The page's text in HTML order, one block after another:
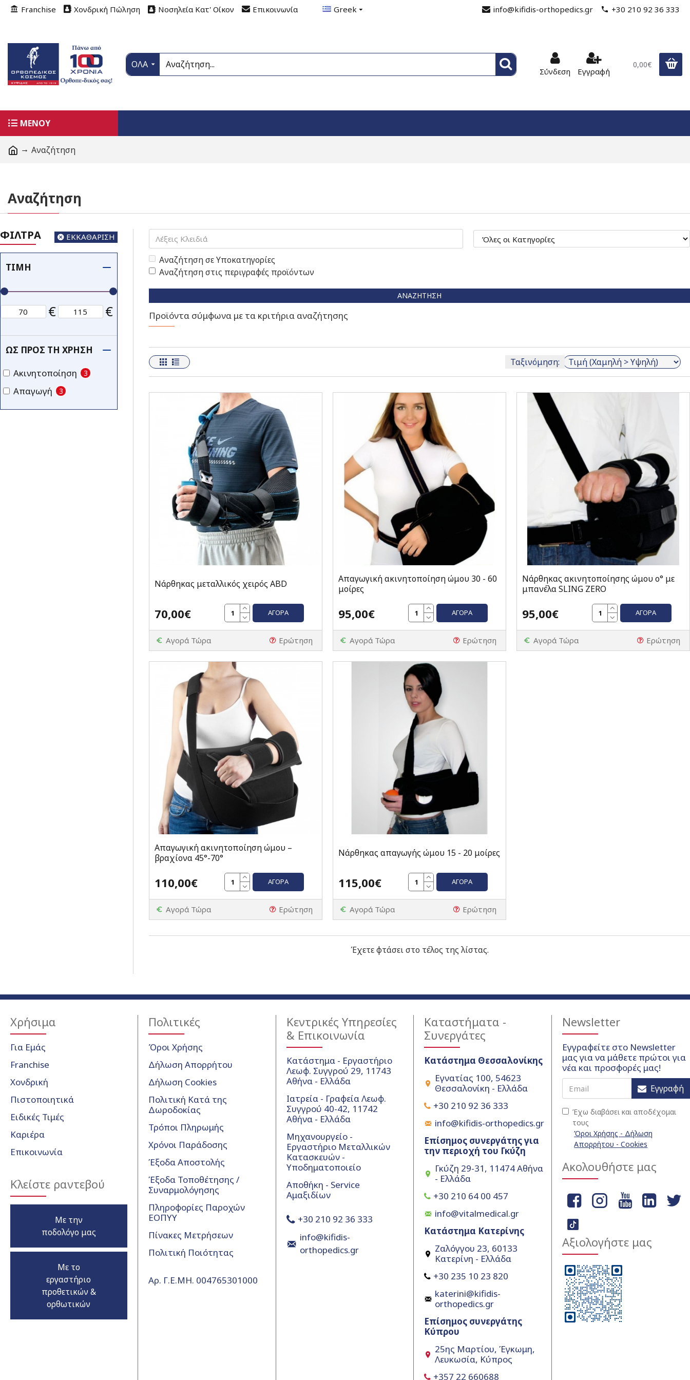
Franchise Χονδρική Πώληση Νοσηλεία Κατ' Οίκον Επικοινωνία Greek info@kifidis-orthopedics.gr +30 210 92 36 333
ΟΛΑ
Σύνδεση Εγγραφή
0,00€
ΜΕΝΟΥ
Αναζήτηση
Αναζήτηση
ΦΙΛΤΡΑ ΕΚΚΑΘΑΡΙΣΗ
ΤΙΜΉ
€ €
ΩΣ ΠΡΟΣ ΤΗ ΧΡΉΣΗ
Ακινητοποίηση
3
Απαγωγή 3
Αναζήτηση σε Υποκατηγορίες
Αναζήτηση στις περιγραφές προϊόντων
ΑΝΑΖΉΤΗΣΗ
Προϊόντα σύμφωνα με τα κριτήρια αναζήτησης
Ταξινόμηση:
Νάρθηκας μεταλλικός χειρός ABD
70,00€ ΑΓΟΡΆ
Αγορά Τώρα Ερώτηση
Απαγωγική ακινητοποίηση ώμου 30 - 60
μοίρες
95,00€ ΑΓΟΡΆ
Αγορά Τώρα Ερώτηση
Νάρθηκας ακινητοποίησης ώμου ο° με
μπανέλα SLING ZERO
95,00€ ΑΓΟΡΆ
Αγορά Τώρα Ερώτηση
Απαγωγική ακινητοποίηση ώμου –
βραχίονα 45°-70°
110,00€ ΑΓΟΡΆ
Αγορά Τώρα Ερώτηση
Νάρθηκας απαγωγής ώμου 15 - 20 μοίρες
115,00€ ΑΓΟΡΆ
Αγορά Τώρα Ερώτηση
Έχετε φτάσει στο τέλος της λίστας.
Χρήσιμα
Για Εμάς
Franchise
Χονδρική
Πιστοποιητικά
Ειδικές Τιμές
Καριέρα
Επικοινωνία
Κλείστε ραντεβού
Με την
ποδολόγο μας
Με το
εργαστήριο
προθετικών &
ορθωτικών
Πολιτικές
Όροι Χρήσης
Δήλωση Απορρήτου
Δήλωση Cookies
Πολιτική Κατά της
Δωροδοκίας
Τρόποι Πληρωμής
Χρόνοι Παράδοσης
Έξοδα Αποστολής
Έξοδα Τοποθέτησης /
Συναρμολόγησης
Πληροφορίες Παροχών
ΕΟΠΥΥ
Πίνακες Μετρήσεων
Πολιτική Ποιότητας
Αρ. Γ.Ε.ΜΗ. 004765301000
Κεντρικές Υπηρεσίες
& Επικοινωνία
Κατάστημα - Εργαστήριο
Λεωφ. Συγγρού 29, 11743
Αθήνα - Ελλάδα
Ιατρεία - Γραφεία Λεωφ.
Συγγρού 40-42, 11742
Αθήνα - Ελλάδα
Μηχανουργείο -
Εργαστήριο Μεταλλικών
Κατασκευών -
Υποδηματοποιείο
Αποθήκη - Service
Αμαξιδίων
+30 210 92 36 333
info@kifidis-
orthopedics.gr
Καταστήματα -
Συνεργάτες
Κατάστημα Θεσσαλονίκης
Εγνατίας 100, 54623
Θεσσαλονίκη - Ελλάδα
+30 210 92 36 333
info@kifidis-orthopedics.gr
Επίσημος συνεργάτης για
την περιοχή του Γκύζη
Γκύζη 29-31, 11474 Αθήνα
- Ελλάδα
+30 210 64 00 457
info@vitalmedical.gr
Κατάστημα Κατερίνης
Ζαλόγγου 23, 60133
Κατερίνη - Ελλάδα
+30 235 10 23 820
katerini@kifidis-
orthopedics.gr
Επίσημος συνεργάτης
Κύπρου
25ης Μαρτίου, Έγκωμη,
Λευκωσία, Κύπρος
+357 22 660688
Newsletter
Εγγραφείτε στο Newsletter
μας για να μάθετε πρώτοι για
νέα και προσφορές μας!
Εγγραφή
Έχω διαβάσει και αποδέχομαι
τους
Όροι Χρήσης - Δήλωση
Απορρήτου - Cookies
Ακολουθήστε μας
Αξιολογήστε μας